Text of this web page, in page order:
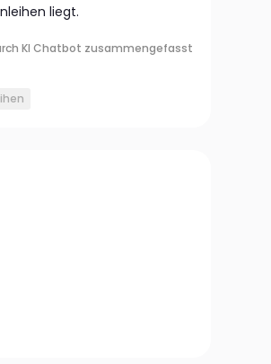
liegt.
KI Chatbot zusammengefasst